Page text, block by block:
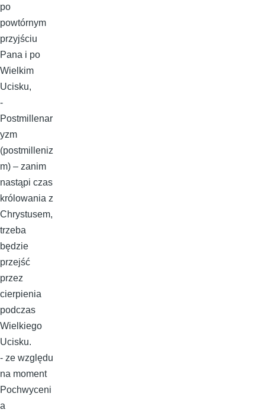
po
powtórnym
przyjściu
Pana i po
Wielkim
Ucisku,
-
Postmillenar
yzm
(postmilleniz
m) – zanim
nastąpi czas
królowania z
Chrystusem,
trzeba
będzie
przejść
przez
cierpienia
podczas
Wielkiego
Ucisku.
- ze względu
na moment
Pochwyceni
a